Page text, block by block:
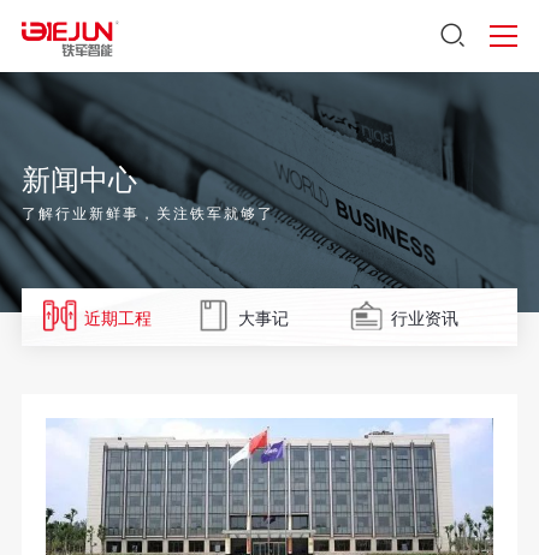
新闻中心
了解行业新鲜事，关注铁军就够了
近期工程 大事记 行业资讯